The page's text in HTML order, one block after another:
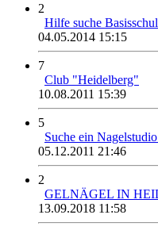
2
Hilfe suche
04.05.2014 15:15
7
Club "Heidelberg"
10.08.2011 15:39
5
Suche ein
05.12.2011 21:46
2
GELNÄGEL IN
13.09.2018 11:58